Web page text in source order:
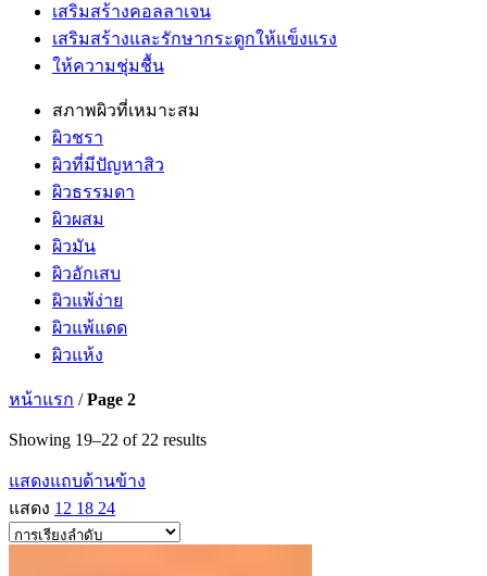
เสริมสร้างคอลลาเจน
เสริมสร้างและรักษากระดูกให้แข็งแรง
ให้ความชุ่มชื้น
สภาพผิวที่เหมาะสม
ผิวชรา
ผิวที่มีปัญหาสิว
ผิวธรรมดา
ผิวผสม
ผิวมัน
ผิวอักเสบ
ผิวแพ้ง่าย
ผิวแพ้แดด
ผิวแห้ง
หน้าแรก /Page 2
Showing 19–22 of 22 results
แสดงแถบด้านข้าง
แสดง 12 18 24